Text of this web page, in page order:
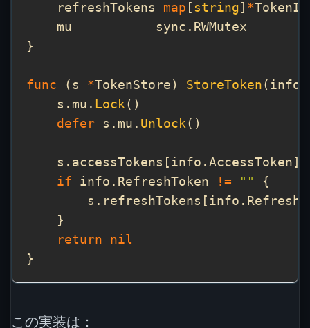
    refreshTokens
map [ string ] *
func (s *TokenStore) StoreToken (info
    s.mu.
Lock
defer s.mu. Unlock
if info.RefreshToken != ""
return
nil
この実装は：